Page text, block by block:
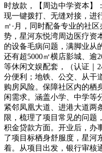
时放款，【周边中学资本】
现一键拨打、无缝对接，进
㎡·月，同时配备专业的社
势，星河东悦湾周边医疗资
的设备毛病问题，满脚业从
还有超5000㎡横店影城、逾
等休闲文娱配套，（认证｜
分便利；地铁、公交、从干
购房风险。保障社区内的栖
闲需求。涵盖小学、中学等
紧邻凤凰大道、进港大道两
限，梳理了项目常见的问题
积金贷款方面。开业后，办
了项目标栖身舒服度，星河
着。从项目出发，银行审核